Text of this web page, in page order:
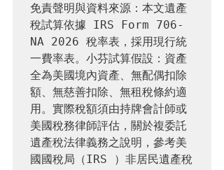
免責聲明與資料來源：本文遺產
稅試算依據 IRS Form 706-
NA 2026 稅率表，採用現行統
一費率表。小芬試算假設：資產
全為美國境內資產、無配偶扣除
額、無慈善扣除、無租稅條約適
用。實際稅額須由持牌會計師或
美國稅務律師評估，關於複委託
遺產稅法律義務之說明，參考美
國國稅局（IRS ）非居民遺產稅